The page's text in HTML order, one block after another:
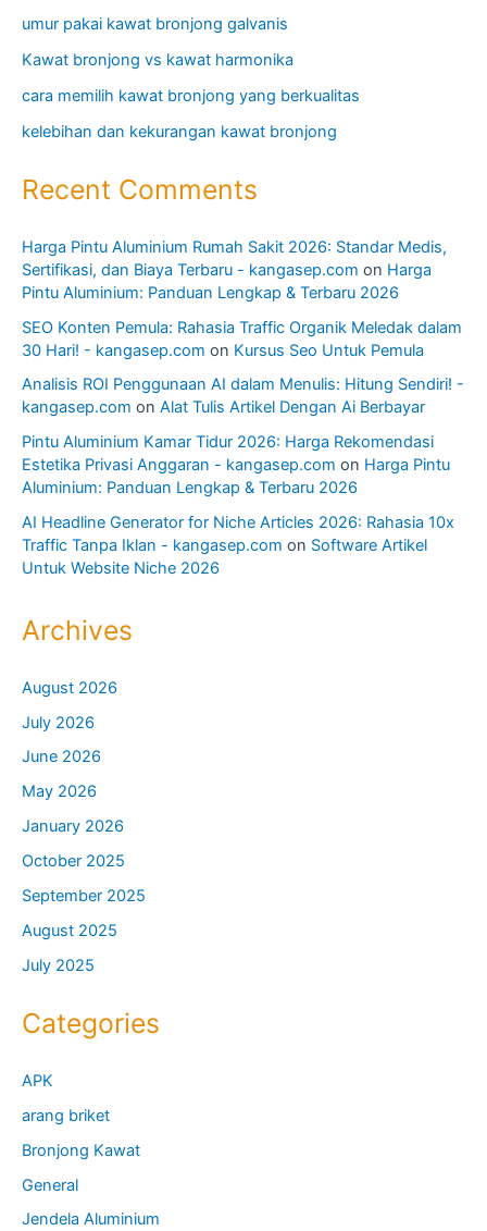
umur pakai kawat bronjong galvanis
Kawat bronjong vs kawat harmonika
cara memilih kawat bronjong yang berkualitas
kelebihan dan kekurangan kawat bronjong
Recent Comments
Harga Pintu Aluminium Rumah Sakit 2026: Standar Medis,
Sertifikasi, dan Biaya Terbaru - kangasep.com on Harga
Pintu Aluminium: Panduan Lengkap & Terbaru 2026
SEO Konten Pemula: Rahasia Traffic Organik Meledak dalam
30 Hari! - kangasep.com on Kursus Seo Untuk Pemula
Analisis ROI Penggunaan AI dalam Menulis: Hitung Sendiri! -
kangasep.com on Alat Tulis Artikel Dengan Ai Berbayar
Pintu Aluminium Kamar Tidur 2026: Harga Rekomendasi
Estetika Privasi Anggaran - kangasep.com on Harga Pintu
Aluminium: Panduan Lengkap & Terbaru 2026
AI Headline Generator for Niche Articles 2026: Rahasia 10x
Traffic Tanpa Iklan - kangasep.com on Software Artikel
Untuk Website Niche 2026
Archives
August 2026
July 2026
June 2026
May 2026
January 2026
October 2025
September 2025
August 2025
July 2025
Categories
APK
arang briket
Bronjong Kawat
General
Jendela Aluminium